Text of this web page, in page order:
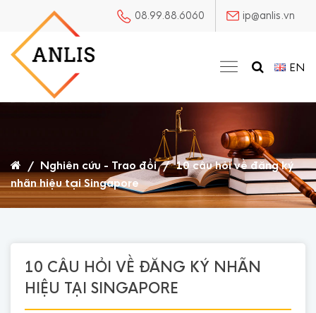
08.99.88.6060 ip@anlis.vn
EN
/ Nghiên cứu - Trao đổi / 10 câu hỏi về đăng ký
nhãn hiệu tại Singapore
10 CÂU HỎI VỀ ĐĂNG KÝ NHÃN
HIỆU TẠI SINGAPORE